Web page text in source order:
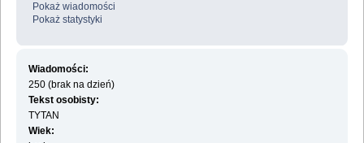
Pokaż wiadomości
Pokaż statystyki
Wiadomości:
250 (brak na dzień)
Tekst osobisty:
TYTAN
Wiek: